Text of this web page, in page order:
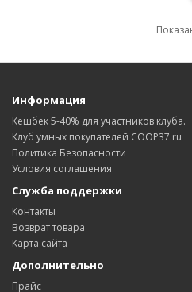
Информация
Кешбек 5-40% для участников клуба.
Клуб умных покупателей COOP37.ru
Политика Безопасности
Условия соглашения
Служба поддержки
Контакты
Возврат товара
Карта сайта
Дополнительно
Прайс